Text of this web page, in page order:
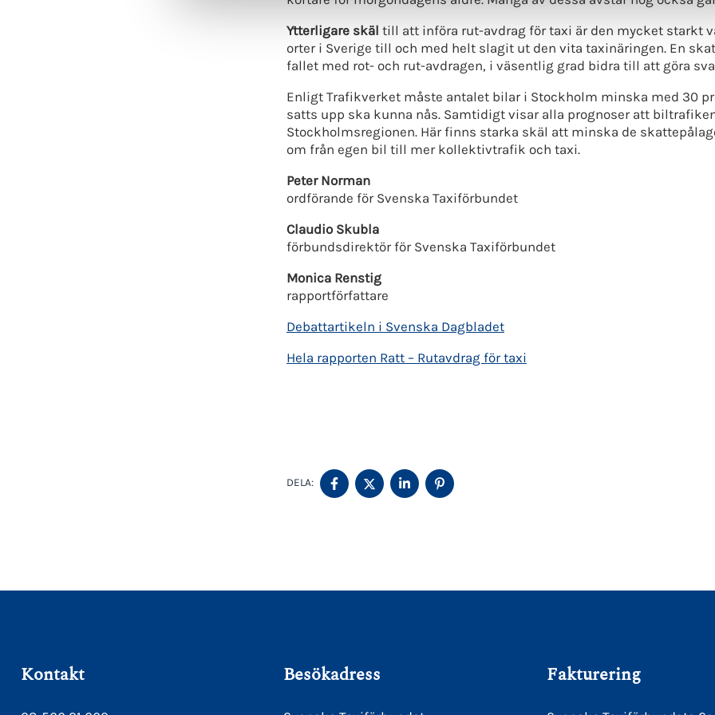
Ytterligare skäl till att införa rut-avdrag för taxi är den mycket starkt
orter i Sverige till och med helt slagit ut den vita taxinäringen. En
fallet med rot- och rut-avdragen, i väsentlig grad bidra till att göra
Enligt Trafikverket måste antalet bilar i Stockholm minska med 30
satts upp ska kunna nås. Samtidigt visar alla prognoser att
Stockholmsregionen. Här finns starka skäl att minska de
om från egen bil till mer kollektivtrafik och taxi.
Peter Norman
ordförande för Svenska Taxiförbundet
Claudio Skubla
förbundsdirektör för Svenska Taxiförbundet
Monica Renstig
rapportförfattare
Debattartikeln i Svenska Dagbladet
Hela rapporten Ratt – Rutavdrag för taxi
DELA:
DELA
PÅ
FACEBOOK
DELA
PÅ
TWITTER
DELA
PÅ
LINKEDIN
DELA
PÅ
Kontakt Besökadress Fakturering